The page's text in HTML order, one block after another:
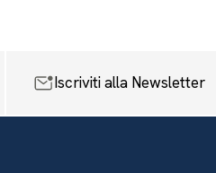
Iscriviti alla Newsletter